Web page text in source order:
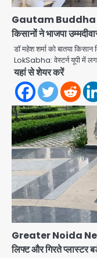
Gautam Buddha
किसानों ने भाजपा
डॉ महेश शर्मा को बातया
LokSabha: वेस्टर्न यूपी में
यहां से शेयर करें
Greater Noida
लिफ्ट और गिरते प्लास्टर
2
3
4